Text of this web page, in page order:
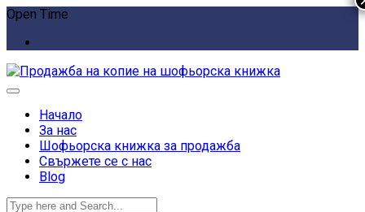
Open Time
Начало
За нас
Шофьорска книжка за продажба
Свържете се с нас
Blog